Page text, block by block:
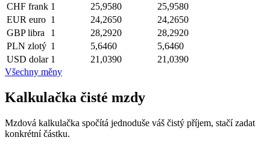
CHF frank 1 25,9580
25,9580
EUR euro 1 24,2650
24,2650
GBP libra 1 28,2920
28,2920
PLN zlotý 1 5,6460
5,6460
USD dolar 1 21,0390
21,0390
Všechny měny
Kalkulačka čisté mzdy
Mzdová kalkulačka spočítá jednoduše váš čistý příjem, stačí zadat
konkrétní částku.